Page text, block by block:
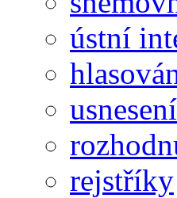
ústní
usnesení
rejstříky